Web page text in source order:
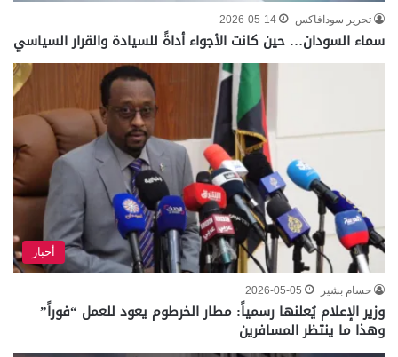
تحرير سودافاكس 2026-05-14
سماء السودان… حين كانت الأجواء أداةً للسيادة والقرار السياسي
أخبار
حسام بشير 2026-05-05
وزير الإعلام يُعلنها رسمياً: مطار الخرطوم يعود للعمل “فوراً”
وهذا ما ينتظر المسافرين